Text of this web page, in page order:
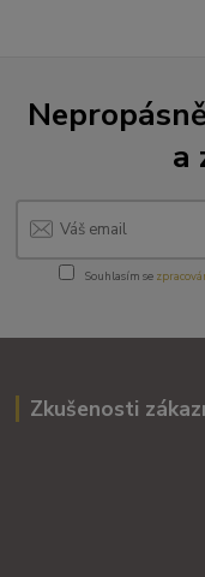
a
Souhlasím se
Zkušenosti